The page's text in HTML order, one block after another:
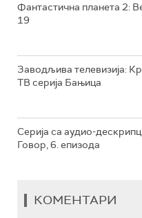
Фантастична планета 2:
19
Заводљива телевизија:
ТВ серија Бањица
Серија са аудио-
Говор, 6. епизода
КОМЕНТАРИ